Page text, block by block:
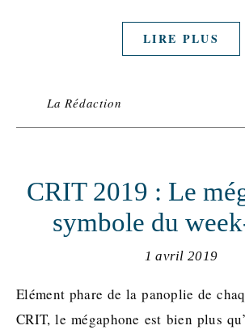
LIRE PLUS
La Rédaction
CRIT 2019 : Le
symbole du
1 avril 2019
Elément phare de la panoplie de chaque délégation au
CRIT, le mégaphone est bien plus